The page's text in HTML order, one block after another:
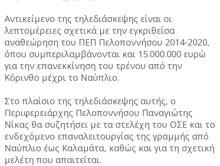
Αντικείμενο της τηλεδιάσκεψης είναι οι
λεπτομέρειες σχετικά με την εγκριθείσα
αναθεώρηση του ΠΕΠ Πελοποννήσου 2014-2020,
όπου συμπεριλαμβάνονται και 15.000.000 ευρώ
για την επανεκκίνηση του τρένου από την
Κόρινθο μέχρι το Ναύπλιο.
Στο πλαίσιο της τηλεδιάσκεψης αυτής, ο
Περιφερειάρχης Πελοποννήσου Παναγιώτης
Νίκας θα συζητήσει με τα στελέχη του ΟΣΕ και το
ενδεχόμενο επαναλειτουργίας της γραμμής από
Ναύπλιο έως Καλαμάτα, καθώς και για τη σχετική
μελέτη που απαιτείται.